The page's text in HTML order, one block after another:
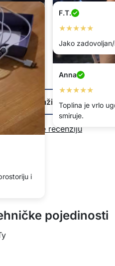
rada
Anna
★★★★★
Toplina je vrlo
smiruje.
i
F.T.
★★★★★
Jako
Prikaži više
Napišite recenziju
pojedinosti